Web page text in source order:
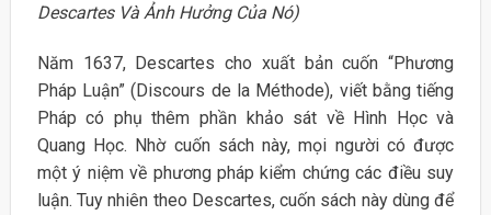
Descartes Và Ảnh Hưởng Của Nó)
Năm 1637, Descartes cho xuất bản cuốn “Phương
Pháp Luận” (Discours de la Méthode), viết bằng tiếng
Pháp có phụ thêm phần khảo sát về Hình Học và
Quang Học. Nhờ cuốn sách này, mọi người có được
một ý niệm về phương pháp kiểm chứng các điều suy
luận. Tuy nhiên theo Descartes, cuốn sách này dùng để